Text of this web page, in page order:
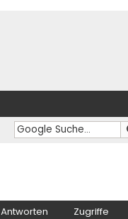
Antworten Zugriffe